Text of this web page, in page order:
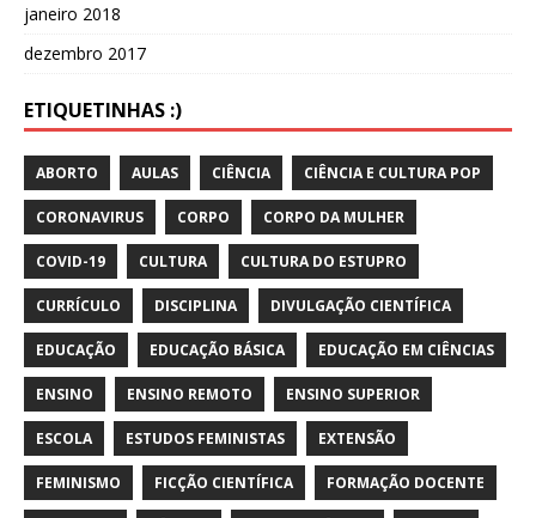
janeiro 2018
dezembro 2017
ETIQUETINHAS :)
ABORTO AULAS CIÊNCIA CIÊNCIA E CULTURA POP
CORONAVIRUS CORPO CORPO DA MULHER
COVID-19 CULTURA CULTURA DO ESTUPRO
CURRÍCULO DISCIPLINA DIVULGAÇÃO CIENTÍFICA
EDUCAÇÃO EDUCAÇÃO BÁSICA EDUCAÇÃO EM CIÊNCIAS
ENSINO ENSINO REMOTO ENSINO SUPERIOR
ESCOLA ESTUDOS FEMINISTAS EXTENSÃO
FEMINISMO FICÇÃO CIENTÍFICA FORMAÇÃO DOCENTE